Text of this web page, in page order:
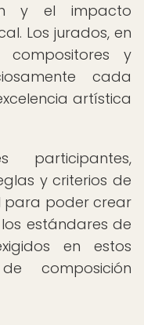
y el impacto
Los jurados, en
compositores y
cada
artística
participantes,
y criterios de
para poder crear
estándares de
en estos
composición